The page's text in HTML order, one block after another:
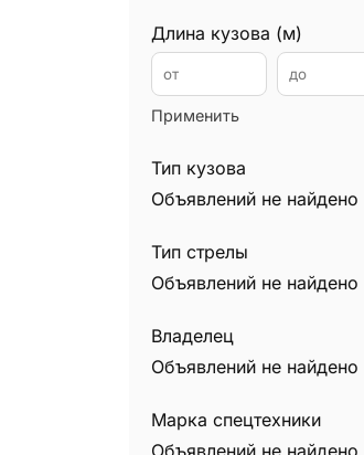
Длина кузова (м)
Применить
Тип кузова
Объявлений не найдено
Тип стрелы
Объявлений не найдено
Владелец
Объявлений не найдено
Марка спецтехники
Объявлений не найдено